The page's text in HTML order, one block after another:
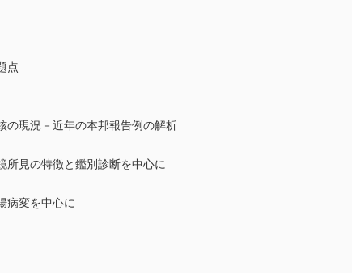
点
の現況－近年の本邦報告例の解析
所見の特徴と鑑別診断を中心に
病変を中心に